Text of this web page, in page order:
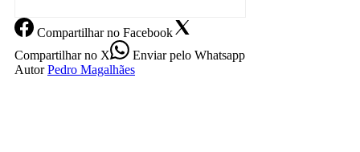
Compartilharno Facebook
Compartilharno X Enviarpelo Whatsapp
Autor Pedro Magalhães